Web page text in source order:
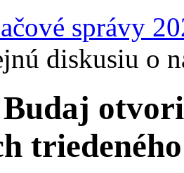
správy
diskusiu o